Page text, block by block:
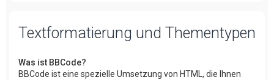
Textformatierung und Thementypen
Was ist BBCode?
BBCode ist eine spezielle Umsetzung von HTML, die Ihnen